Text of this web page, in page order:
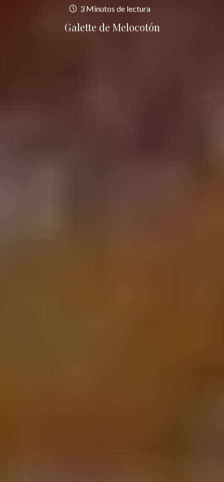
3 Minutos de lectura
Galette de Melocotón